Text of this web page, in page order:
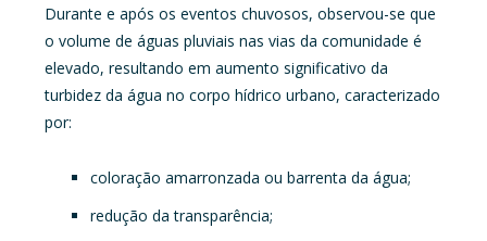
Durante e após os eventos chuvosos, observou-se que
o volume de águas pluviais nas vias da comunidade é
elevado, resultando em aumento significativo da
turbidez da água no corpo hídrico urbano, caracterizado
por:
coloração amarronzada ou barrenta da água;
redução da transparência;